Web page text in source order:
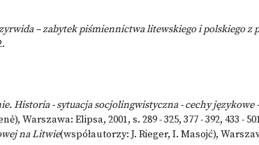
– zabytek piśmiennictwa litewskiego i polskiego z
Historia - sytuacja socjolingwistyczna - cechy językowe
Warszawa: Elipsa, 2001, s. 289 - 325, 377 - 392, 433 -
na Litwie(współautorzy: J. Rieger, I. Masojć),